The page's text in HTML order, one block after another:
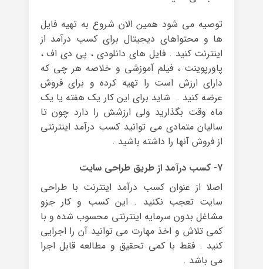
توصیه می شود همین الان شروع به تهیه فایل
ها و محتواهای دیجیتال برای کسب درآمد از
اینترنت کنید . فایل های دانلودی ، پی دی اف ،
پاورپوینت ، فیلم آموزشی و خلاصه هر چی که
دارای ارزش است را تهیه کرده و برای فروش
عرضه کنید . شاید برای این کار یک هفته یا یک
ماه وقت بگذارید ولی ارزشش را دارد چون تا
سالیان متمادی می توانید کسب درآمد اینترنتی
از فروش آنها را داشته باشید .
۷- کسب درآمد از طریق طراحی سایت
اصلا از عنوان کسب درآمد اینترنت با طراحی
سایت تعجب نکنید . این کسب و کار جزو
مشاغل بدون سرمایه اینترنتی محسوب شده و با
کمی تلاش و اخذ مهارت می توانید آن را اجرایی
کنید . فقط با کمی تحقیق و مطالعه قابل اجرا
می باشد .